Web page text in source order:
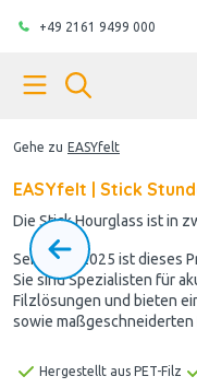
+49 2161 9499 000
Gehe zu EASYfelt
EASYfelt | Stick
Die Stick Hourglass ist in
Seit März 2025 ist dieses
Sie sind Spezialisten für
Filzlösungen und bieten
sowie maßgeschneiderten
Hergestellt aus PET-Filz